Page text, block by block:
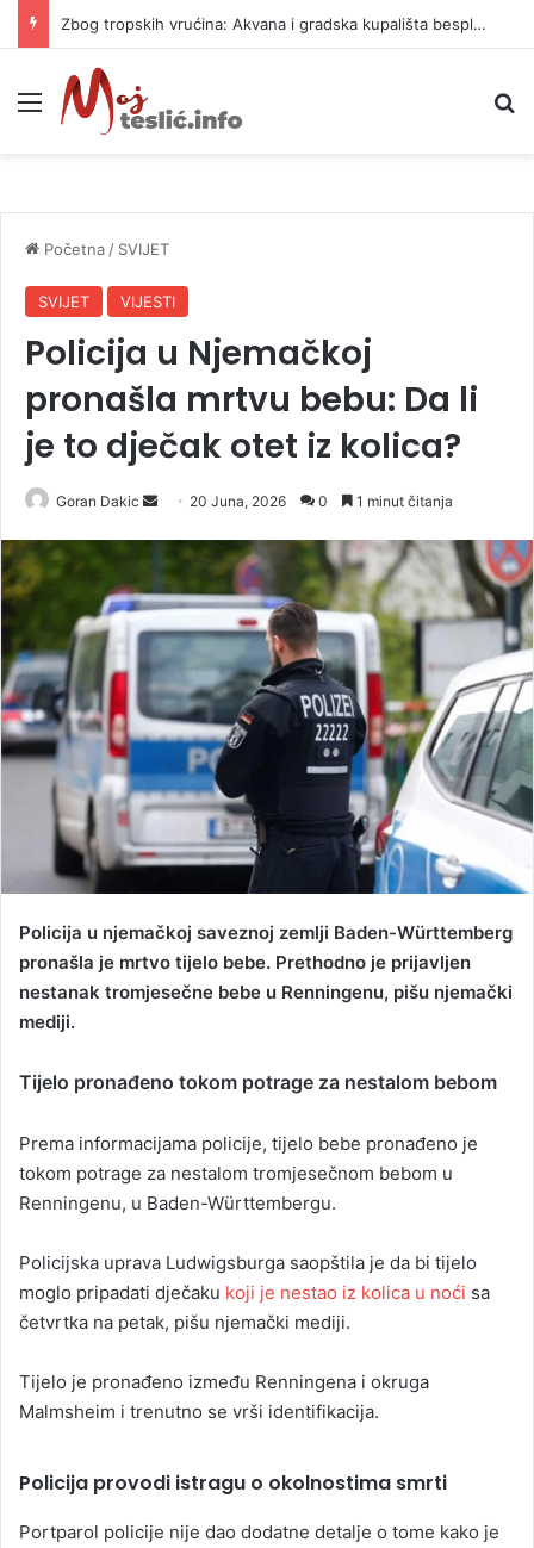
Zbog tropskih vrućina: Akvana i gradska kupališta besplatni tri dana
Meni
Početna / SVIJET
SVIJET VIJESTI
Policija u Njemačkoj
pronašla mrtvu bebu: Da li
je to dječak otet iz kolica?
Goran Dakic
a
e
m
a
l
20 Juna, 2026 0 1 minut čitanja
Policija u njemačkoj saveznoj zemlji Baden-Württemberg
pronašla je mrtvo tijelo bebe. Prethodno je prijavljen
nestanak tromjesečne bebe u Renningenu, pišu njemački
mediji.
Tijelo pronađeno tokom potrage za nestalom bebom
Prema informacijama policije, tijelo bebe pronađeno je
tokom potrage za nestalom tromjesečnom bebom u
Renningenu, u Baden-Württembergu.
Policijska uprava Ludwigsburga saopštila je da bi tijelo
moglo pripadati dječaku koji je nestao iz kolica u noći sa
četvrtka na petak, pišu njemački mediji.
Tijelo je pronađeno između Renningena i okruga
Malmsheim i trenutno se vrši identifikacija.
Policija provodi istragu o okolnostima smrti
Portparol policije nije dao dodatne detalje o tome kako je